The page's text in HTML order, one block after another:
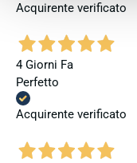
Acquirente verificato
4 Giorni Fa
Perfetto
Acquirente verificato